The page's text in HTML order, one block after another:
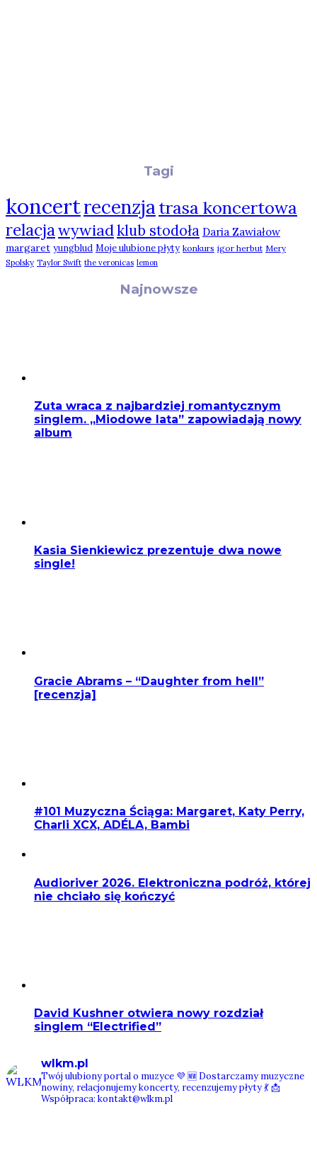
Tagi
koncertrecenzjatrasa koncertowa
relacja wywiadklub stodoła Daria Zawiałow
margaret yungblud Moje ulubione płyty konkurs igor herbut Mery
Spolsky Taylor Swift the veronicas lemon
Najnowsze
Zuta wraca z najbardziej romantycznym
singlem. „Miodowe lata” zapowiadają nowy
album
Kasia Sienkiewicz prezentuje dwa nowe
single!
Gracie Abrams – “Daughter from hell”
[recenzja]
#101 Muzyczna Ściąga: Margaret, Katy Perry,
Charli XCX, ADÉLA, Bambi
Audioriver 2026. Elektroniczna podróż, której
nie chciało się kończyć
David Kushner otwiera nowy rozdział
singlem “Electrified”
wlkm.pl
Twój ulubiony portal o muzyce 💜 🆕 Dostarczamy muzyczne
nowiny, relacjonujemy koncerty, recenzujemy płyty 💃📩
Współpraca: kontakt@wlkm.pl